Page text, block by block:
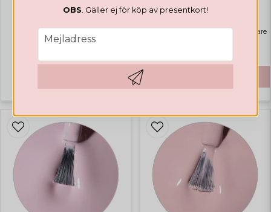
Rubber Base Natural Pink
Bästsäljare
OBS . Gäller ej för köp av presentkort!
email
Mejladress